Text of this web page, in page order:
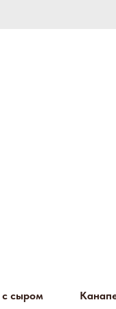
с сыром